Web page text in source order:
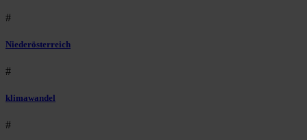
#
Niederösterreich
#
klimawandel
#